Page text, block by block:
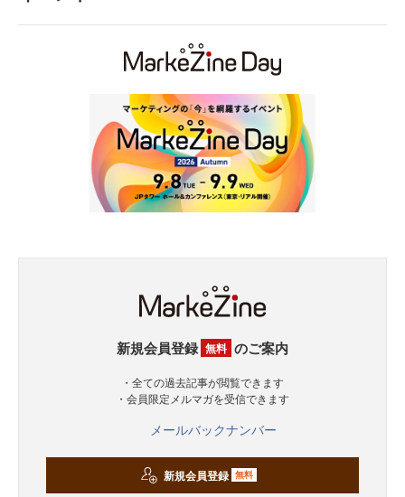
新規会員登録 無料 のご案内
・全ての過去記事が閲覧できます
・会員限定メルマガを受信できます
メールバックナンバー
新規会員登録 無料